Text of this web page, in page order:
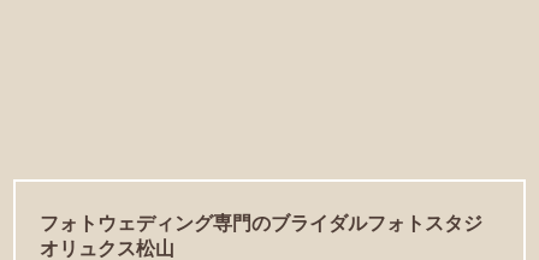
フォトウェディング専門のブライダルフォトスタジ
オリュクス松山